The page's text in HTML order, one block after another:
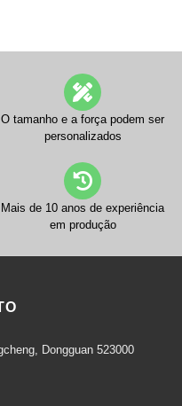
O tamanho e a força podem ser
personalizados
Mais de 10 anos de experiência
em produção
Dongguan 523000